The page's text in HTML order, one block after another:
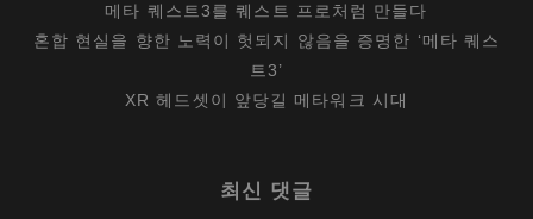
메타 퀘스트3를 퀘스트 프로처럼 만들다
혼합 현실을 향한 노력이 헛되지 않음을 증명한 ‘메타 퀘스
트3’
XR 헤드셋이 앞당길 메타워크 시대
최신 댓글